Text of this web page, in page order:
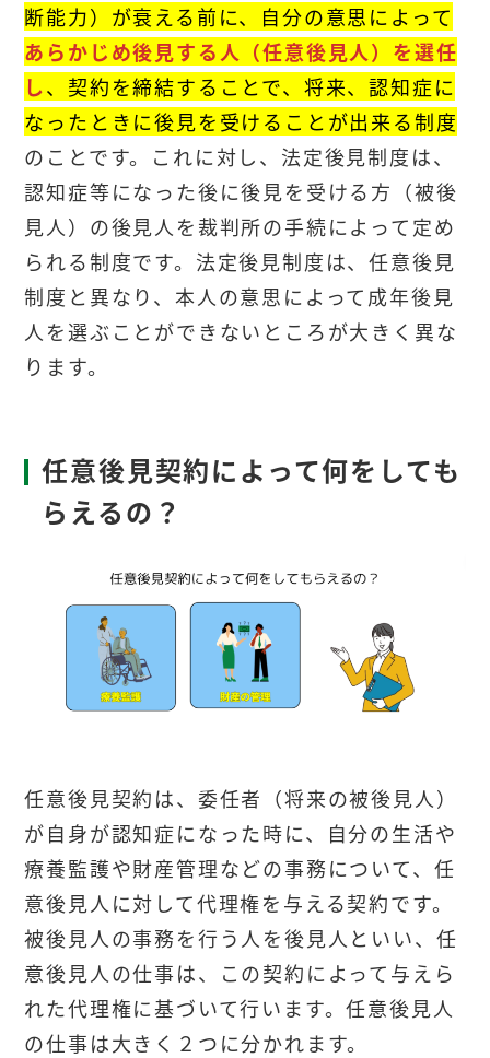
断能力）が衰える前に、自分の意思によって
あらかじめ後見する人（任意後見人）を選任
し、契約を締結することで、将来、認知症に
なったときに後見を受けることが出来る制度
のことです。これに対し、法定後見制度は、
認知症等になった後に後見を受ける方（被後
見人）の後見人を裁判所の手続によって定め
られる制度です。法定後見制度は、任意後見
制度と異なり、本人の意思によって成年後見
人を選ぶことができないところが大きく異な
ります。
任意後見契約によって何をしても
らえるの？
任意後見契約は、委任者（将来の被後見人）
が自身が認知症になった時に、自分の生活や
療養監護や財産管理などの事務について、任
意後見人に対して代理権を与える契約です。
被後見人の事務を行う人を後見人といい、任
意後見人の仕事は、この契約によって与えら
れた代理権に基づいて行います。任意後見人
の仕事は大きく２つに分かれます。